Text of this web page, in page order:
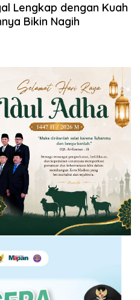
Lengkap dengan Kuah
Bikin Nagih